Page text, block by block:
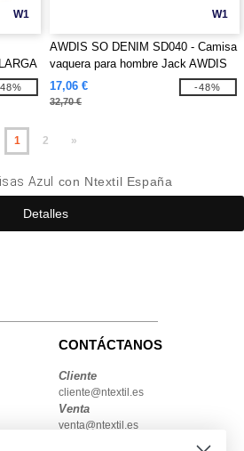
W1 W1
AWDIS SO DENIM SD040 - Camisa
vaquera para hombre Jack AWDIS
So Denim SD040
17,06 €
32,70 €
-48%
1 2 »
Azul con Ntextil España
Detalles
CONTÁCTANOS
Cliente
cliente@ntextil.es
Venta
venta@ntextil.es